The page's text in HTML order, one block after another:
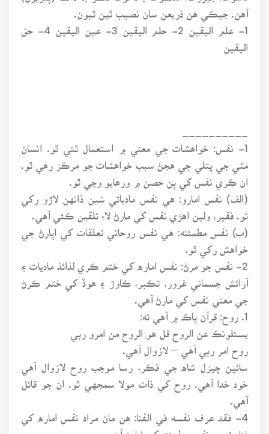
آهن. جيڪي هن ذريعن سان نصيب ٿين ٿيون.
اليقين
1- نفس: خواهشات جي معني ۾ استعمال ٿئي ٿو. انسان
مٽي جي پتلي جي هجڻ سبب خواهشات جو مرڪز رهي ٿو.
ان ڪري نفس کي ٻن حصن ۾ ورهايو وڃي ٿو.
(الف) نفس امارو: هي نفس مادياتي شين ڏانهن لاڙو رکي
ٿو. فقير، ولين اهڙي نفس کي مارڻ لاءِ تلقين ڪئي آهي.
(ب) نفس مطمئنه: هي نفس روحاني تعلقات کي اڀارڻ جي
خواهش رکي ٿو.
2- نفس جو مرڻ: نفس اماره کي ختم ڪري لذائذ ماديات ۽
آرائش جسماني غرور، تڪبر، ڪاوڙ ۽ هوڏ کي ختم ڪرڻ
جي معني نفس کي مارڻ آهي.
1. روح: قرآن پاڪ ۾ آهي ته:
يسئلونڪ عن الروح قل هو الروح من امرو ربي
روح امر ربي آهي – لازوال آهي.
سائين چيزل شاه جي فڪر، رسا موجب روح لازوال آهي
خود خدا آهي. روح کي ذات مولا سمجهي ٿو. ان جو قائل
آهي.
4- فقد عرف نفسه في الفنا: هن مان مراد نفس اماره کي
فنا ڪري، نفس مطمئنه کي اڀارڻ آهي.